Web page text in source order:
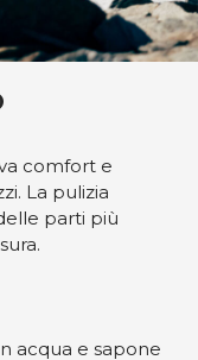
comfort e
La pulizia
parti più
acqua e sapone